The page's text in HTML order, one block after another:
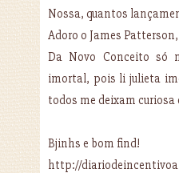
Nossa, quantos
Adoro o James
Da Novo Conceito só
imortal, pois li julieta
todos me deixam curiosa
Bjinhs e bom find!
http://